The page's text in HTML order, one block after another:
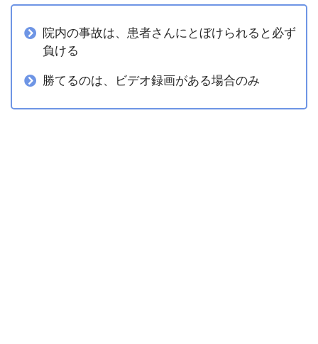
院内の事故は、患者さんにとぼけられると必ず
負ける
勝てるのは、ビデオ録画がある場合のみ